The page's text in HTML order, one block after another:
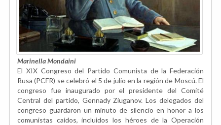
Marinella Mondaini
El XIX Congreso del Partido Comunista de la Federación
Rusa (PCFR) se celebró el 5 de julio en la región de Moscú. El
congreso fue inaugurado por el presidente del Comité
Central del partido, Gennady Ziuganov. Los delegados del
congreso guardaron un minuto de silencio en honor a los
comunistas caídos, incluidos los héroes de la Operación